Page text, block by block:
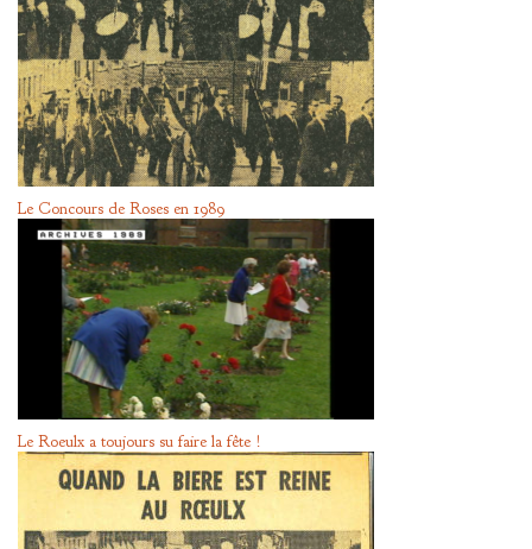
Le Concours de Roses en 1989
Le Roeulx a toujours su faire la fête !